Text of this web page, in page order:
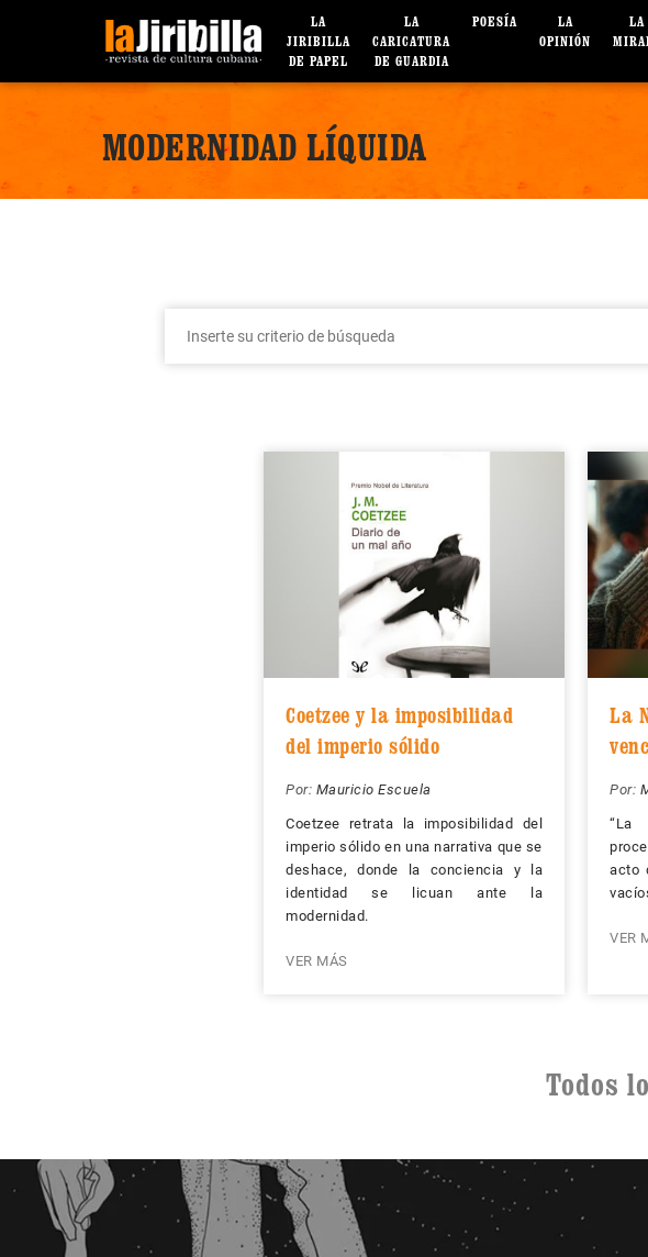
LA
JIRIBILLA
DE PAPEL
LA
CARICATURA
DE GUARDIA
POESÍA
LA
OPINIÓN
LA
MODERNIDAD LÍQUIDA
Coetzee y la imposibilidad
del imperio sólido
Por: Mauricio Escuela
Coetzee retrata la imposibilidad del
imperio sólido en una narrativa que se
deshace, donde la conciencia y la
identidad se licuan ante la
modernidad.
VER MÁS
La
Por:
“La
acto
VER
Todos